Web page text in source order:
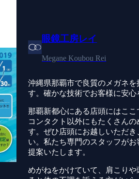
眼鏡工房レイ
Megane Koubou Rei
沖縄県那覇市で良質のメガネ
す。確かな技術でお客様に安
那覇新都心にある店頭にはこ
コンタクト以外にもたくさん
す。ぜひ店頭にお越しいただ
い。私たち専門のスタッフが
提案いたします。
めがねをかけていて、肩こり